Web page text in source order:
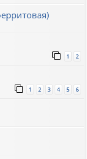
1 2
1 2 3 4 5 6